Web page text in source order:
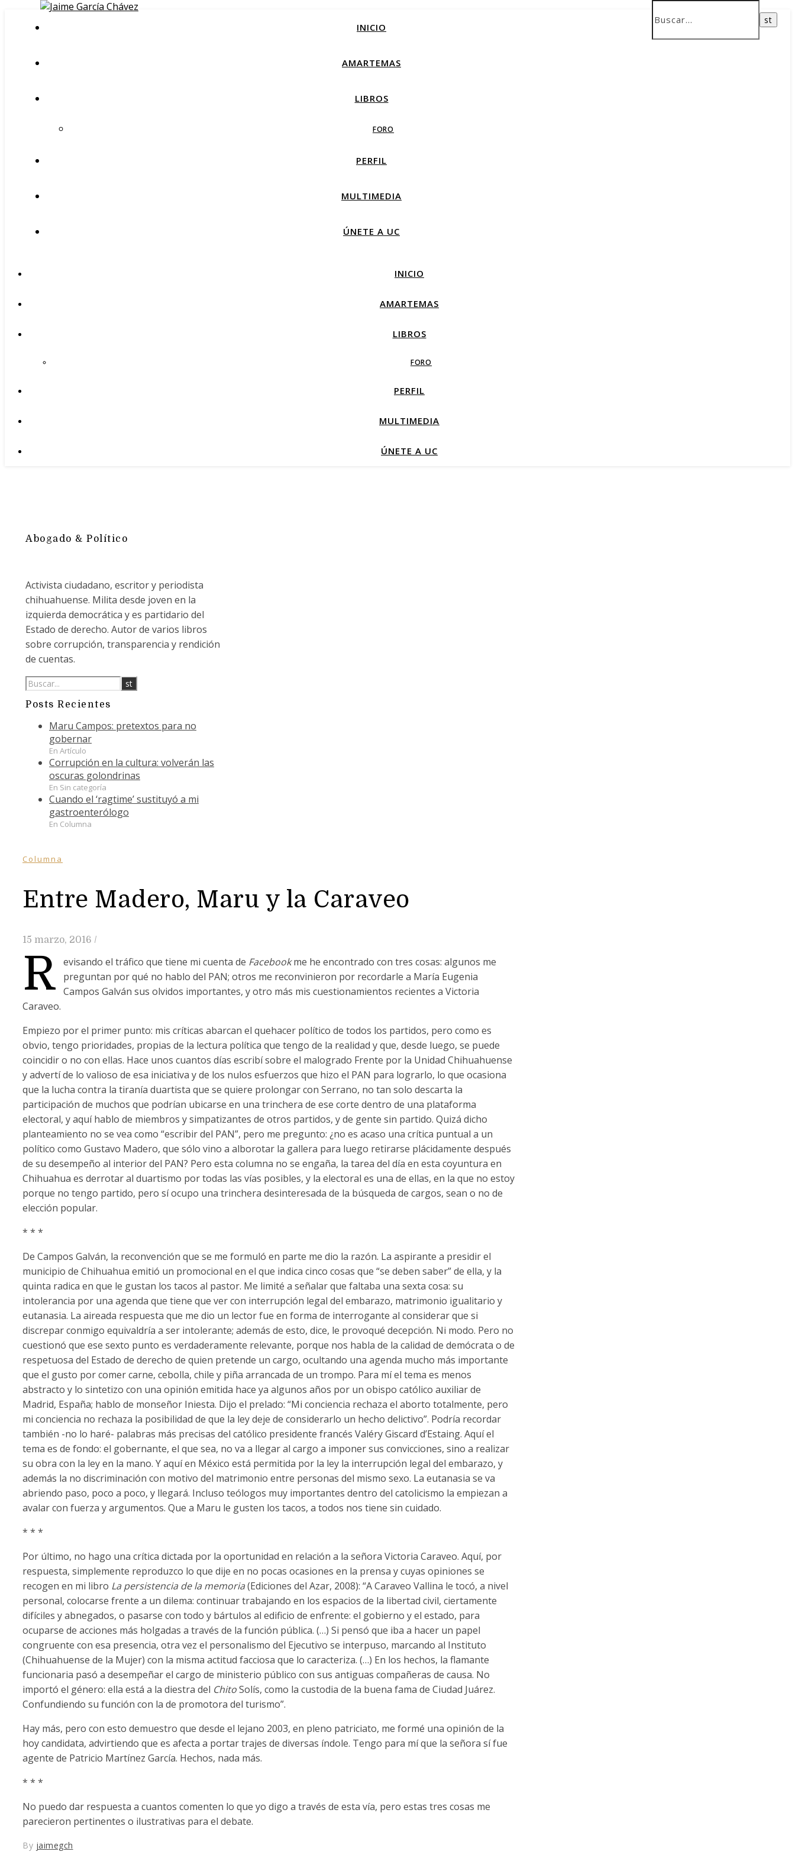
INICIO
AMARTEMAS
LIBROS
FORO
PERFIL
MULTIMEDIA
ÚNETE A UC
INICIO
AMARTEMAS
LIBROS
FORO
PERFIL
MULTIMEDIA
ÚNETE A UC
Abogado & Político
Activista ciudadano, escritor y periodista
chihuahuense. Milita desde joven en la
izquierda democrática y es partidario del
Estado de derecho. Autor de varios libros
sobre corrupción, transparencia y rendición
de cuentas.
Posts Recientes
Maru Campos: pretextos para no
gobernar
En Artículo
Corrupción en la cultura: volverán las
oscuras golondrinas
En Sin categoría
Cuando el ‘ragtime’ sustituyó a mi
gastroenterólogo
En Columna
Columna
Entre Madero, Maru y la Caraveo
15 marzo, 2016 /
R evisando el tráfico que tiene mi cuenta de Facebookme he encontrado con tres cosas: algunos me
preguntan por qué no hablo del PAN; otros me reconvinieron por recordarle a María Eugenia
Campos Galván sus olvidos importantes, y otro más mis cuestionamientos recientes a Victoria
Caraveo.
Empiezo por el primer punto: mis críticas abarcan el quehacer político de todos los partidos, pero como es
obvio, tengo prioridades, propias de la lectura política que tengo de la realidad y que, desde luego, se puede
coincidir o no con ellas. Hace unos cuantos días escribí sobre el malogrado Frente por la Unidad Chihuahuense
y advertí de lo valioso de esa iniciativa y de los nulos esfuerzos que hizo el PAN para lograrlo, lo que ocasiona
que la lucha contra la tiranía duartista que se quiere prolongar con Serrano, no tan solo descarta la
participación de muchos que podrían ubicarse en una trinchera de ese corte dentro de una plataforma
electoral, y aquí hablo de miembros y simpatizantes de otros partidos, y de gente sin partido. Quizá dicho
planteamiento no se vea como “escribir del PAN”, pero me pregunto: ¿no es acaso una crítica puntual a un
político como Gustavo Madero, que sólo vino a alborotar la gallera para luego retirarse plácidamente después
de su desempeño al interior del PAN? Pero esta columna no se engaña, la tarea del día en esta coyuntura en
Chihuahua es derrotar al duartismo por todas las vías posibles, y la electoral es una de ellas, en la que no estoy
porque no tengo partido, pero sí ocupo una trinchera desinteresada de la búsqueda de cargos, sean o no de
elección popular.
* * *
De Campos Galván, la reconvención que se me formuló en parte me dio la razón. La aspirante a presidir el
municipio de Chihuahua emitió un promocional en el que indica cinco cosas que “se deben saber” de ella, y la
quinta radica en que le gustan los tacos al pastor. Me limité a señalar que faltaba una sexta cosa: su
intolerancia por una agenda que tiene que ver con interrupción legal del embarazo, matrimonio igualitario y
eutanasia. La aireada respuesta que me dio un lector fue en forma de interrogante al considerar que si
discrepar conmigo equivaldría a ser intolerante; además de esto, dice, le provoqué decepción. Ni modo. Pero no
cuestionó que ese sexto punto es verdaderamente relevante, porque nos habla de la calidad de demócrata o de
respetuosa del Estado de derecho de quien pretende un cargo, ocultando una agenda mucho más importante
que el gusto por comer carne, cebolla, chile y piña arrancada de un trompo. Para mí el tema es menos
abstracto y lo sintetizo con una opinión emitida hace ya algunos años por un obispo católico auxiliar de
Madrid, España; hablo de monseñor Iniesta. Dijo el prelado: “Mi conciencia rechaza el aborto totalmente, pero
mi conciencia no rechaza la posibilidad de que la ley deje de considerarlo un hecho delictivo”. Podría recordar
también -no lo haré- palabras más precisas del católico presidente francés Valéry Giscard d’Estaing. Aquí el
tema es de fondo: el gobernante, el que sea, no va a llegar al cargo a imponer sus convicciones, sino a realizar
su obra con la ley en la mano. Y aquí en México está permitida por la ley la interrupción legal del embarazo, y
además la no discriminación con motivo del matrimonio entre personas del mismo sexo. La eutanasia se va
abriendo paso, poco a poco, y llegará. Incluso teólogos muy importantes dentro del catolicismo la empiezan a
avalar con fuerza y argumentos. Que a Maru le gusten los tacos, a todos nos tiene sin cuidado.
* * *
Por último, no hago una crítica dictada por la oportunidad en relación a la señora Victoria Caraveo. Aquí, por
respuesta, simplemente reproduzco lo que dije en no pocas ocasiones en la prensa y cuyas opiniones se
recogen en mi libro La persistencia de la memoria(Ediciones del Azar, 2008): “A Caraveo Vallina le tocó, a nivel
personal, colocarse frente a un dilema: continuar trabajando en los espacios de la libertad civil, ciertamente
difíciles y abnegados, o pasarse con todo y bártulos al edificio de enfrente: el gobierno y el estado, para
ocuparse de acciones más holgadas a través de la función pública. (…) Si pensó que iba a hacer un papel
congruente con esa presencia, otra vez el personalismo del Ejecutivo se interpuso, marcando al Instituto
(Chihuahuense de la Mujer) con la misma actitud facciosa que lo caracteriza. (…) En los hechos, la flamante
funcionaria pasó a desempeñar el cargo de ministerio público con sus antiguas compañeras de causa. No
importó el género: ella está a la diestra del ChitoSolís, como la custodia de la buena fama de Ciudad Juárez.
Confundiendo su función con la de promotora del turismo”.
Hay más, pero con esto demuestro que desde el lejano 2003, en pleno patriciato, me formé una opinión de la
hoy candidata, advirtiendo que es afecta a portar trajes de diversas índole. Tengo para mí que la señora sí fue
agente de Patricio Martínez García. Hechos, nada más.
* * *
No puedo dar respuesta a cuantos comenten lo que yo digo a través de esta vía, pero estas tres cosas me
parecieron pertinentes o ilustrativas para el debate.
By jaimegch